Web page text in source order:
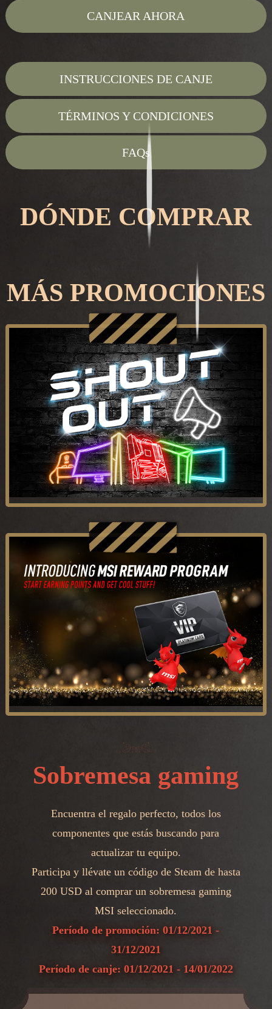
CANJEAR AHORA
INSTRUCCIONES DE CANJE
TÉRMINOS Y CONDICIONES
FAQs
DÓNDE COMPRAR
MÁS PROMOCIONES
Sobremesa gaming
Encuentra el regalo perfecto, todos los
componentes que estás buscando para
actualizar tu equipo.
Participa y llévate un código de Steam de hasta
200 USD al comprar un sobremesa gaming
MSI seleccionado.
Período de promoción: 01/12/2021 -
31/12/2021
Período de canje: 01/12/2021 - 14/01/2022